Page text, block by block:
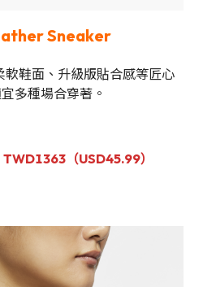
Sneaker
軟鞋面、升級版貼合感等匠心
多種場合穿著。
（USD45.99）